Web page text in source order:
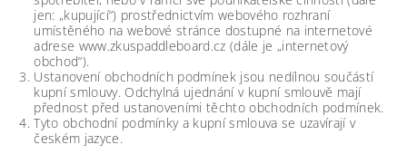
jen: „kupující“) prostřednictvím webového rozhraní
umístěného na webové stránce dostupné na internetové
adrese www.zkuspaddleboard.cz (dále je „internetový
obchod“).
Ustanovení obchodních podmínek jsou nedílnou součástí
kupní smlouvy. Odchylná ujednání v kupní smlouvě mají
přednost před ustanoveními těchto obchodních podmínek.
Tyto obchodní podmínky a kupní smlouva se uzavírají v
českém jazyce.